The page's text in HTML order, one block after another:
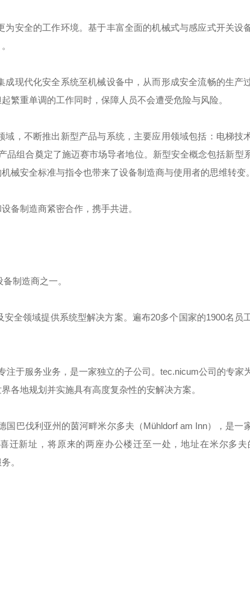
安全的工作环境。基于丰富全面的机械式与感应式开关设
现代化安全系统至机械设备中，从而形成安全流畅的生产过
繁重单调的工作同时，保障人员不会遭受危险与风险。
，不断推出新型产品与系统，主要应用领域包括：电梯技
组合奠定了施迈赛市场导者地位。新型安全概念包括新型
械安全标准与指令也带来了设备制造商与使用者的思维转变。
备制造商紧密合作，携手共进。
制造商之一。
全领域提供系统型解决方案。遍布20多个国家的1900名员
于服务业务，是一家独立的子公司。tec.nicum公司的专家
各地规划并实施具有高度复杂性的安解决方案。
巴伐利亚州的茵河畔米尔多夫（Mühldorf am Inn），是一
迁新址，将原来的两座办公楼迁至一处，地址在米尔多夫
。